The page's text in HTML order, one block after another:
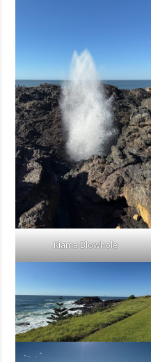
Kiama Blowhole